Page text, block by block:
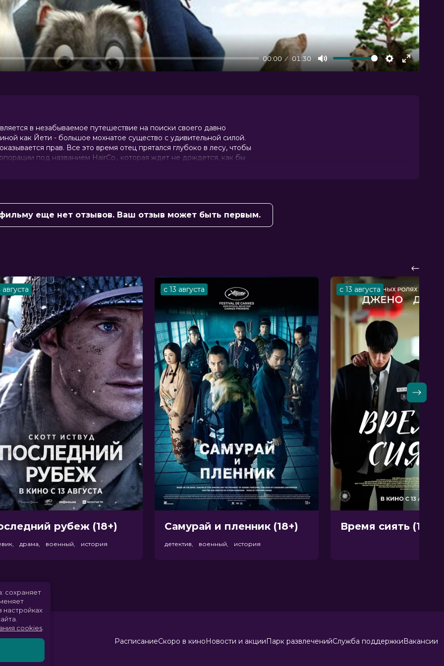
00:00 01:30
Mute Settings
Enter
в незабываемое путешествие на поиски своего давно
как Йети - большое мохнатое существо с удивительной силой.
прав. Все это время отец прятался глубоко в лесу, чтобы
под названием HairCo., которая ждет не дождется, как бы
000 голосов)
еще нет отзывов. Ваш отзыв может быть первым.
августа
рубеж (18+)
драма, военный, история
с 13 августа
Самурай и пленник (18+)
детектив, военный, история
с 13 августа
Время сиять (12+)
РасписаниеСкоро в киноНовости и акцииПарк развлеченийСлужба поддержкиВакансии
сохраняет
настройках
cookies